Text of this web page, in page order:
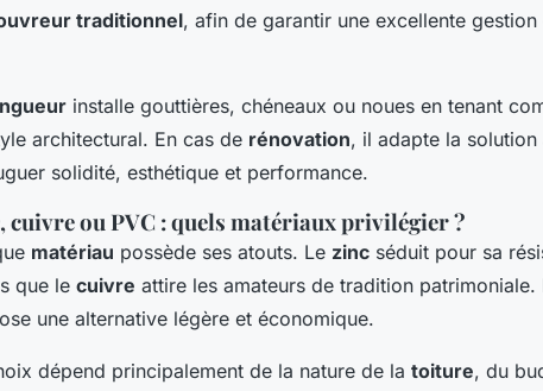
traditionnel, afin de garantir une excellente gestion
installe gouttières, chéneaux ou noues en tenant
architectural. En cas de rénovation, il adapte la solution
solidité, esthétique et performance.
cuivre ou PVC : quels matériaux privilégier ?
matériau possède ses atouts. Le zinc séduit pour sa
que le cuivre attire les amateurs de tradition patrimoniale.
une alternative légère et économique.
dépend principalement de la nature de la toiture, du